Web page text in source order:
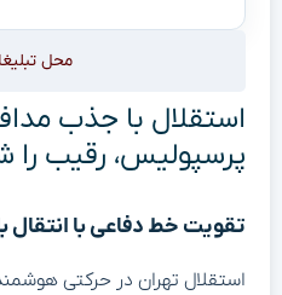
محل
استقلال با جذب
پرسپولیس، رقیب
تقویت خط دفاعی با انتقال
استقلال تهران در حرکتی